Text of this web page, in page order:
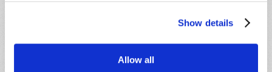
Show details
Allow all
identificati con un codice univoco di
lavoro e ogni autorità ispettiva possono verificarne